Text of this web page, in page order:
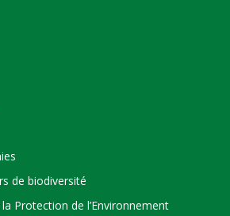
de biodiversité
Protection de l’Environnement